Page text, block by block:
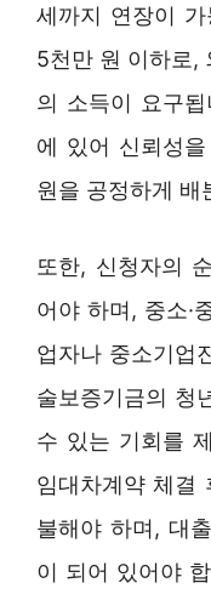
세까지 연장이
5천만 원 이하로,
의 소득이 요구
에 있어 신뢰성
원을 공정하게 배
또한, 신청자의
어야 하며, 중소·
업자나 중소기업
술보증기금의 청
수 있는 기회를
임대차계약 체결
불해야 하며, 대
이 되어 있어야